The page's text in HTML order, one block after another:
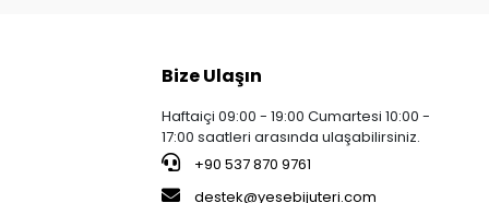
Bize Ulaşın
Haftaiçi 09:00 - 19:00 Cumartesi 10:00 -
17:00 saatleri arasında ulaşabilirsiniz.
+90 537 870 9761
destek@yesebijuteri.com